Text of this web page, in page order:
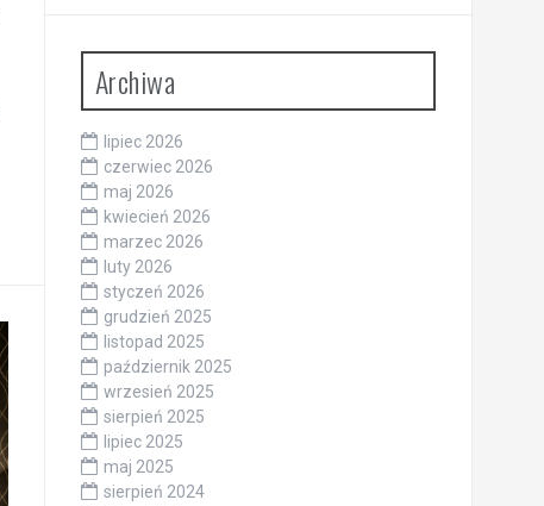
Archiwa
lipiec 2026
czerwiec 2026
maj 2026
kwiecień 2026
marzec 2026
luty 2026
styczeń 2026
grudzień 2025
listopad 2025
październik 2025
wrzesień 2025
sierpień 2025
lipiec 2025
maj 2025
sierpień 2024